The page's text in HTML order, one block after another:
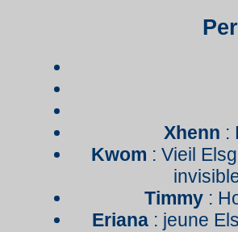
Xhenn :
Kwom : Vieil
Timmy :
Eriana: jeune